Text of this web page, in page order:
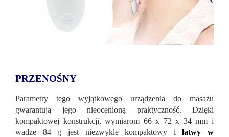
PRZENOŚNY
Parametry tego wyjątkowego urządzenia do masażu
gwarantują jego nieocenioną praktyczność. Dzięki
kompaktowej konstrukcji, wymiarom 66 x 72 x 34 mm i
wadze 84 g jest niezwykle kompaktowy iłatwy w